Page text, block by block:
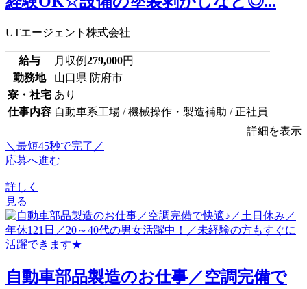
UTエージェント株式会社
給与 月収例279,000円
勤務地
山口県 防府市
寮・社宅 あり
仕事内容 自動車系工場 / 機械操作・製造補助 / 正社員
詳細を表示
＼最短45秒で完了／
応募へ進む
詳しく
見る
自動車部品製造のお仕事／空調完備で